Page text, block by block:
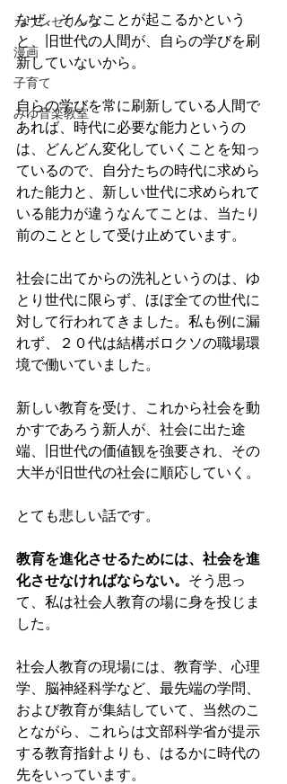
カウンセリング
漫画
子育て
みゆ音楽教室
なぜ、そんなことが起こるかという
と、旧世代の人間が、自らの学びを刷
新していないから。
自らの学びを常に刷新している人間で
あれば、時代に必要な能力というの
は、どんどん変化していくことを知っ
ているので、自分たちの時代に求めら
れた能力と、新しい世代に求められて
いる能力が違うなんてことは、当たり
前のこととして受け止めています。
社会に出てからの洗礼というのは、ゆ
とり世代に限らず、ほぼ全ての世代に
対して行われてきました。私も例に漏
れず、２０代は結構ボロクソの職場環
境で働いていました。
新しい教育を受け、これから社会を動
かすであろう新人が、社会に出た途
端、旧世代の価値観を強要され、その
大半が旧世代の社会に順応していく。
とても悲しい話です。
教育を進化させるためには、社会を進
化させなければならない。 そう思っ
て、私は社会人教育の場に身を投じま
した。
社会人教育の現場には、教育学、心理
学、脳神経科学など、最先端の学問、
および教育が集結していて、当然のこ
とながら、これらは文部科学省が提示
する教育指針よりも、はるかに時代の
先をいっています。